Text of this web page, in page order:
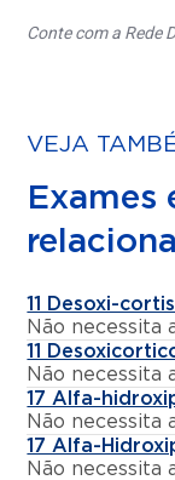
Conte com a Rede
VEJA
Exames
11 Desoxi-
Não necessita
11
Não necessita
17 Alfa-
Não necessita
17 Alfa-
Não necessita